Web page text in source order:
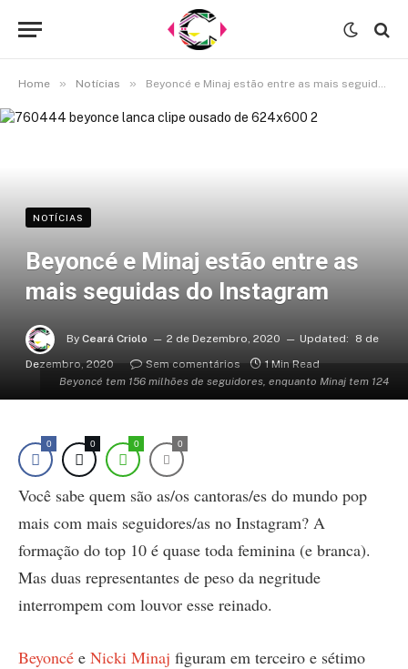
Home » Notícias » Beyoncé e Minaj estão entre as mais seguidas do Instagram
Beyoncé tem 156 milhões de seguidores, enquanto Minaj tem 124
NOTÍCIAS
Beyoncé e Minaj estão entre as
mais seguidas do Instagram
By Ceará Criolo 2 de Dezembro, 2020 Updated:
8 de
Dezembro, 2020
Sem comentários 1 Min Read
0 0 0 0
Você sabe quem são as/os cantoras/es do mundo pop
mais com mais seguidores/as no Instagram? A
formação do top 10 é quase toda feminina (e branca).
Mas duas representantes de peso da negritude
interrompem com louvor esse reinado.
Beyoncé e Nicki Minaj figuram em terceiro e sétimo